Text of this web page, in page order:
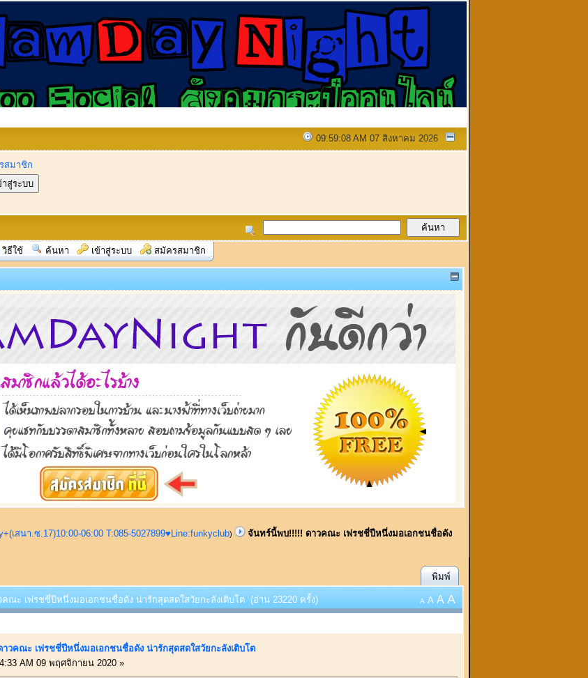
09:59:08 AM 07 สิงหาคม 2026
สมาชิก
วิธีใช้ ค้นหา เข้าสู่ระบบ สมัครสมาชิก
เสนา.ซ.17)10:00-06:00 T:085-5027899♥Line:funkyclub)
จันทร์นี้พบ!!!!! ดาวคณะ เฟรชชี่ปีหนึ่งมอเอกชนชื่อดัง
พิมพ์
ะ เฟรชชี่ปีหนึ่งมอเอกชนชื่อดัง น่ารักสุดสดใสวัยกะลังเติบโต (อ่าน 23220 ครั้ง) A A A A
วคณะ เฟรชชี่ปีหนึ่งมอเอกชนชื่อดัง น่ารักสุดสดใสวัยกะลังเติบโต
AM 09 พฤศจิกายน 2020 »